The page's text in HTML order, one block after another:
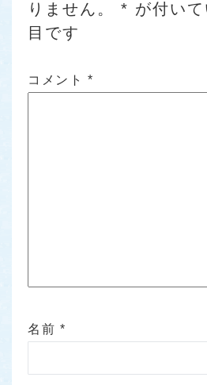
りません。
* が付い
目です
コメント *
名前 *